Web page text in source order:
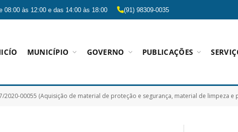
08:00 às 12:00 e das 14:00 às 18:00 (91) 98309-0035
MUNICÍPIO GOVERNO PUBLICAÇÕES
00055 (Aquisição de material de proteção e segurança, material de limpeza e produtos de higienização,